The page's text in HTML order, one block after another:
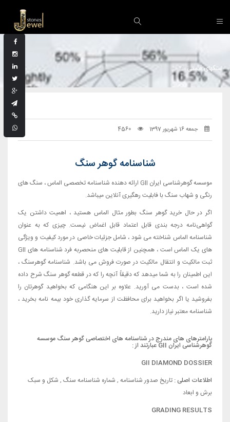
سنگهای قیمتی
جمعه 16 شهریور 1397 4560
شناسنامه گوهر سنگ
موسسه گوهرشناسی ایران GII ارائه دهنده شناسنامه تخصصی الماس ، سنگ های
رنگی و شهاب سنگ با فابلیت رهگیری آنلاین میباشد.
اگر در حال خرید گوهر سنگ بطور مثال الماس هستید ، اهمیت داشتن یک
گواهی‌نامه درجه بندی قابل اعتماد قابل اغماض نیست. چیزی که به عنوان
شناسنامه الماس شناخته می شود ، شامل جزئیات خاصی در مورد کیفیت و ویژگی
های یک الماس است ، همچنین از قابلیت های منحصربه فرد شناسنامه های GII
ثبت مالکیت و انتقال مالکیت در صورت فروش می باشد. شناسنامه گوهرسنگ ،
این اطمینان را به شما میدهد که دقیقاً آنچه را که در قطعه گوهر سنگ شرح داده
شده است ، بدست می آورید. علاوه بر این هنگامی که بخواهید گوهرتان را
بفروشید یا اگر بخواهید برای محافظت از سرمایه گذاری خود بیمه نامه بخرید ،
شناسنامه معتبر نیاز دارید.
پارامترهای های مندرج در شناسنامه های اختصاصی گوهر سنگ موسسه
گوهرشناسی ایران GII عبارتند از :
GII DIAMOND DOSSIER
اطلاعات اصلی : تاریخ صدور شناسنامه , شماره شناسنامه سنگ , شکل و سبک
برش و ابعاد
GRADING RESULTS